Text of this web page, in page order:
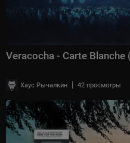
Veracocha - Carte Blanche
Хаус Рычалкин | 42 просмотры